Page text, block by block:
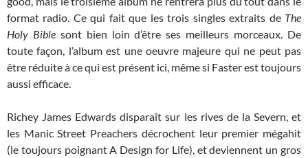
format radio. Ce qui fait que les trois singles extraits de The
Holy Biblesont bien loin d’être ses meilleurs morceaux. De
toute façon, l’album est une oeuvre majeure qui ne peut pas
être réduite à ce qui est présent ici, même si Faster est toujours
aussi efficace.
Richey James Edwards disparaît sur les rives de la Severn, et
les Manic Street Preachers décrochent leur premier mégahit
(le toujours poignant A Design for Life), et deviennent un gros